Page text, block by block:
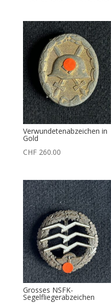
Verwundetenabzeichen in
Gold
CHF260.00
Grosses NSFK-
Segelfliegerabzeichen